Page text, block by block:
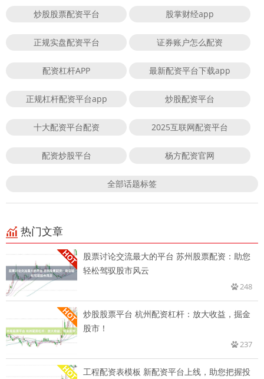
炒股股票配资平台 股掌财经app
正规实盘配资平台 证券账户怎么配资
配资杠杆APP 最新配资平台下载app
正规杠杆配资平台app 炒股配资平台
十大配资平台配资 2025互联网配资平台
配资炒股平台 杨方配资官网
全部话题标签
热门文章
股票讨论交流最大的平台 苏州股票配资：助您
轻松驾驭股市风云
248
炒股股票平台 杭州配资杠杆：放大收益，掘金
股市！
237
工程配资表模板 新配资平台上线，助您把握投